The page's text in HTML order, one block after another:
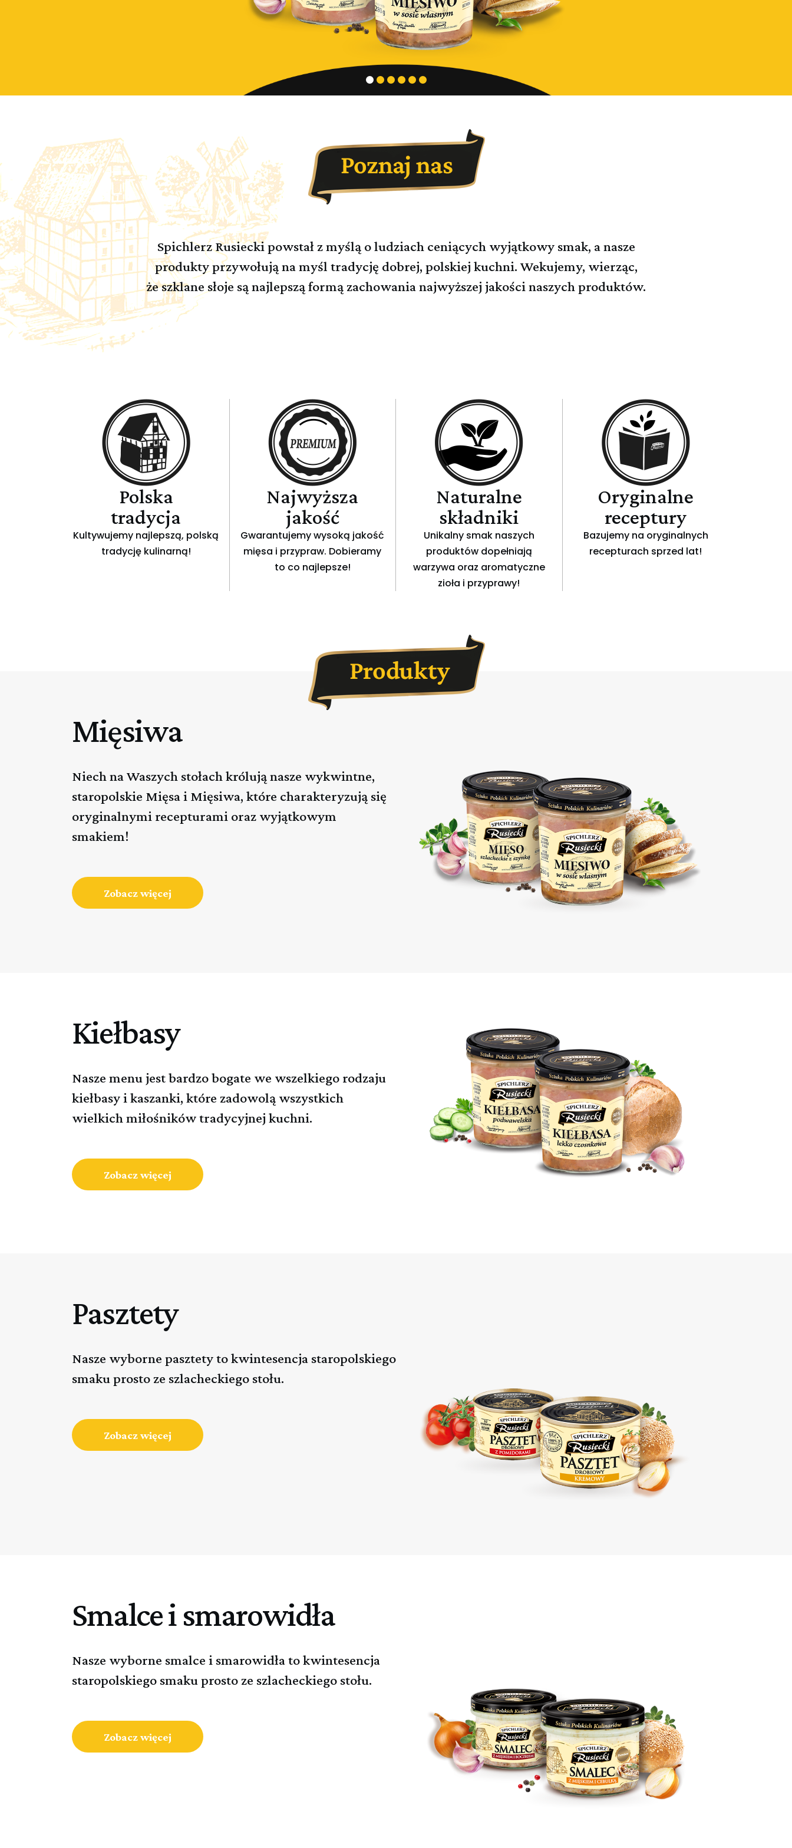
Spichlerz Rusiecki powstał z myślą o ludziach ceniących wyjątkowy smak, a nasze
produkty przywołują na myśl tradycję dobrej, polskiej kuchni. Wekujemy, wierząc,
że szklane słoje są najlepszą formą zachowania najwyższej jakości naszych produktów.
Polska
tradycja
Kultywujemy najlepszą, polską
tradycję kulinarną!
Najwyższa
jakość
Gwarantujemy wysoką jakość
mięsa i przypraw. Dobieramy
to co najlepsze!
Naturalne
składniki
Unikalny smak naszych
produktów dopełniają
warzywa oraz aromatyczne
zioła i przyprawy!
Oryginalne
receptury
Bazujemy na oryginalnych
recepturach sprzed lat!
Mięsiwa
Niech na Waszych stołach królują nasze wykwintne,
staropolskie Mięsa i Mięsiwa, które charakteryzują się
oryginalnymi recepturami oraz wyjątkowym
smakiem!
Zobacz więcej
Kiełbasy
Nasze menu jest bardzo bogate we wszelkiego rodzaju
kiełbasy i kaszanki, które zadowolą wszystkich
wielkich miłośników tradycyjnej kuchni.
Zobacz więcej
Pasztety
Nasze wyborne pasztety to kwintesencja staropolskiego
smaku prosto ze szlacheckiego stołu.
Zobacz więcej
Smalce i smarowidła
Nasze wyborne smalce i smarowidła to kwintesencja
staropolskiego smaku prosto ze szlacheckiego stołu.
Zobacz więcej